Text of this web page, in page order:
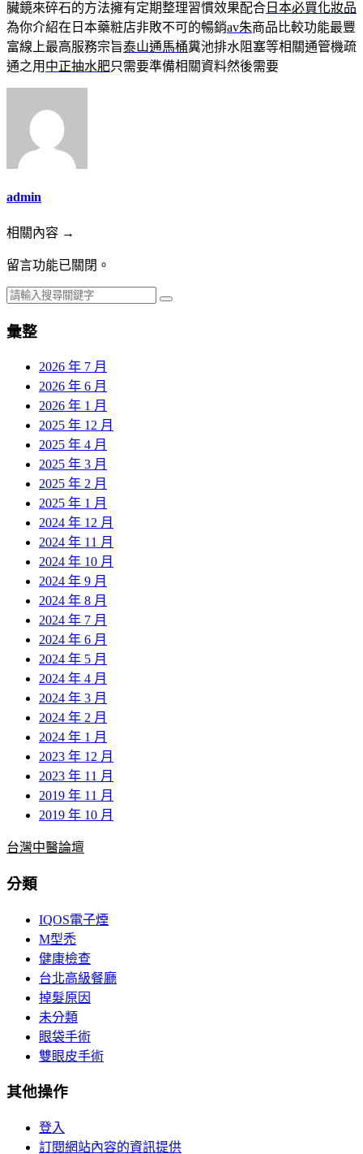
臟鏡來碎石的方法擁有定期整理習慣效果配合 日本必買化妝品
為你介紹在日本藥粧店非敗不可的暢銷av朱商品比較功能最豐
富線上最高服務宗旨泰山通馬桶糞池排水阻塞等相關通管機疏
通之用 中正抽水肥只需要準備相關資料然後需要
admin
相關內容 →
留言功能已關閉。
彙整
2026 年 7 月
2026 年 6 月
2026 年 1 月
2025 年 12 月
2025 年 4 月
2025 年 3 月
2025 年 2 月
2025 年 1 月
2024 年 12 月
2024 年 11 月
2024 年 10 月
2024 年 9 月
2024 年 8 月
2024 年 7 月
2024 年 6 月
2024 年 5 月
2024 年 4 月
2024 年 3 月
2024 年 2 月
2024 年 1 月
2023 年 12 月
2023 年 11 月
2019 年 11 月
2019 年 10 月
台灣中醫論壇
分類
IQOS電子煙
M型禿
健康檢查
台北高級餐廳
掉髮原因
未分類
眼袋手術
雙眼皮手術
其他操作
登入
訂閱網站內容的資訊提供